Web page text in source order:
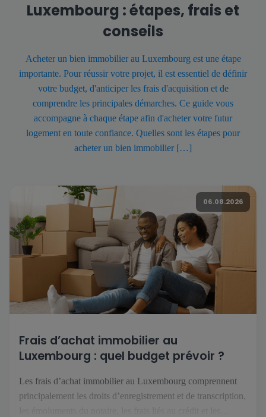
Luxembourg : étapes, frais et
conseils
Acheter un bien immobilier au Luxembourg est une étape
importante. Pour réussir votre projet, il est essentiel de définir
votre budget, d'anticiper les frais d'acquisition et de
comprendre les principales démarches. Ce guide vous
accompagne à chaque étape afin d'acheter votre futur
logement en toute confiance. Quelles sont les étapes pour
acheter un bien immobilier […]
06.08.2026
Frais d’achat immobilier au
Luxembourg : quel budget prévoir ?
Les frais d’achat immobilier au Luxembourg comprennent
principalement les droits d’enregistrement et de transcription,